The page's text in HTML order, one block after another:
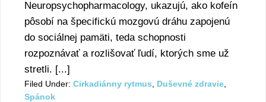
Neuropsychopharmacology, ukazujú, ako kofeín
pôsobí na špecifickú mozgovú dráhu zapojenú
do sociálnej pamäti, teda schopnosti
rozpoznávať a rozlišovať ľudí, ktorých sme už
stretli. [...]
Filed Under: Cirkadiánny rytmus Duševné zdravie
Spánok